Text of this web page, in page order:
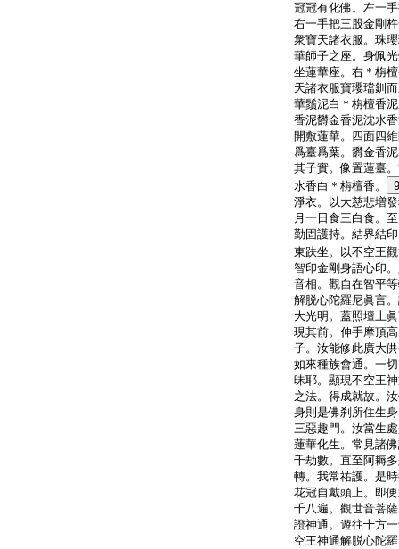
冠冠有化佛。左一
右一手把三股金剛
衆寶天諸衣服。珠
華師子之座。身佩
坐蓮華座。右＊栴
天諸衣服寶瓔璫釧
華鬚泥白＊栴檀香
香泥欝金香泥沈水
開敷蓮華。四面四
爲臺爲葉。欝金香
其子實。像置蓮臺
水香白＊栴檀香。
9
淨衣。以大慈悲増
月一日食三白食。
勤固護持。結界結
東趺坐。以不空王
智印金剛身語心印
音相。觀自在智平
解脱心陀羅尼眞言
大光明。蓋照壇上
現其前。伸手摩頂
子。汝能修此廣大
如來種族會通。一
昧耶。顯現不空王
之法。得成就故。
身則是佛刹所住生
三惡趣門。汝當生
蓮華化生。常見諸
千劫數。直至阿耨
轉。我常祐護。是
花冠自戴頭上。即
千八遍。觀世音菩
證神通。遊往十方
空王神通解脱心陀